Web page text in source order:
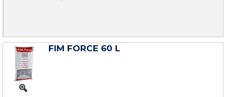
FIM FORCE 60 L